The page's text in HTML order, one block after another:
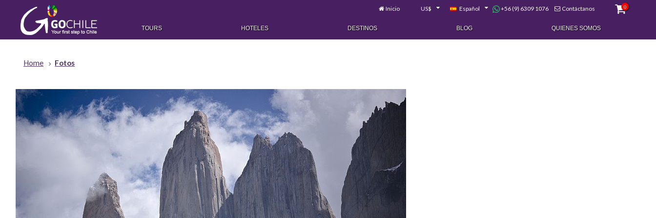
Inicio US$ Español +56 (9) 6309 1076 Contáctanos 0
TOURS HOTELES DESTINOS BLOG QUIENES SOMOS
Home Fotos